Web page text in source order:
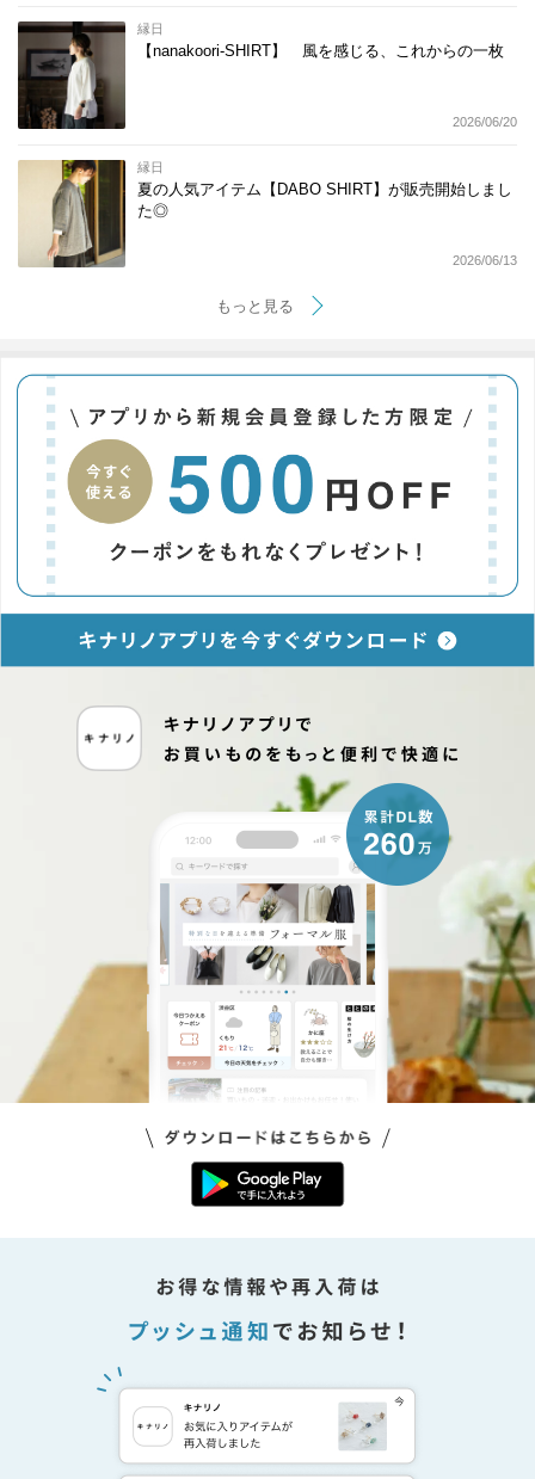
縁日
【nanakoori-SHIRT】 風を感じる、これからの一枚
2026/06/20
縁日
夏の人気アイテム【DABO SHIRT】が販売開始しまし
た◎
2026/06/13
もっと見る